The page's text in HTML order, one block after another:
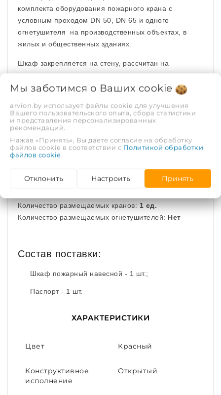
комплекта оборудования пожарного крана с
условным проходом DN 50, DN 65 и одного
огнетушителя на производственных объектах, в
жилых и общественных зданиях.
Шкаф закрепляется на стену, рассчитан на
эксплуатацию в помещениях при температуре от
плюс 5°С до плюс 45°С и относительной влажности
Угол открывания двери - не менее 160°. Угол
поворота кассеты не менее 90°. Условный проход
пожарного крана DN 50 и DN 65.
Количество размещаемых кранов:1 ед.
Количество размещаемых огнетушителей: Нет
Состав поставки:
Шкаф пожарный навесной - 1 шт.;
Паспорт - 1 шт.
ХАРАКТЕРИСТИКИ
Цвет Красный
Конструктивное
исполнение
Открытый
Мы заботимся о Ваших cookie
arvion.by использует файлы cookie для улучшения
Вашего пользовательского опыта, сбора статистики
и представления персонализированных
рекомендаций.
Нажав «Принять», Вы даете согласие на обработку
файлов cookie в соответствии с Политикой обработки
файлов cookie
Отклонить Настроить Принять